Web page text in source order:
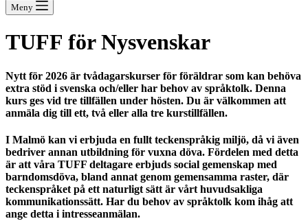
Meny
TUFF för Nysvenskar
Nytt för 2026 är tvådagarskurser för föräldrar som kan behöva
extra stöd i svenska och/eller har behov av språktolk. Denna
kurs ges vid tre tillfällen under hösten. Du är välkommen att
anmäla dig till ett, två eller alla tre kurstillfällen.
I Malmö kan vi erbjuda en fullt teckenspråkig miljö, då vi även
bedriver annan utbildning för vuxna döva. Fördelen med detta
är att våra TUFF deltagare erbjuds social gemenskap med
barndomsdöva, bland annat genom gemensamma raster, där
teckenspråket på ett naturligt sätt är vårt huvudsakliga
kommunikationssätt. Har du behov av språktolk kom ihåg att
ange detta i intresseanmälan.